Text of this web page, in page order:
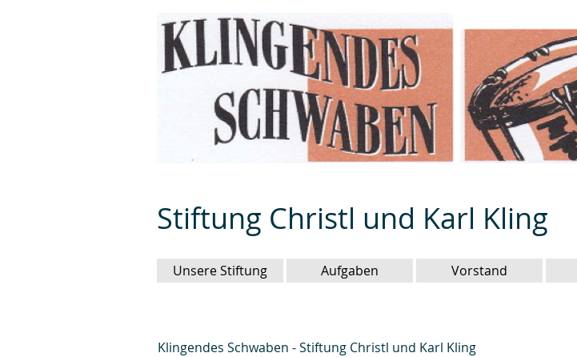
Stiftung Christl und Karl Kling
Unsere Stiftung Aufgaben Vorstand
Klingendes Schwaben - Stiftung Christl und Karl Kling